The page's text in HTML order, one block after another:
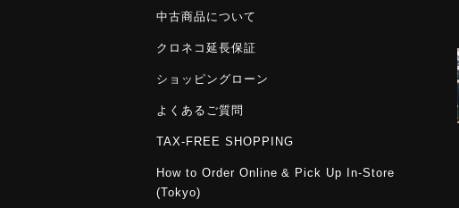
中古商品について
クロネコ延長保証
ショッピングローン
よくあるご質問
TAX-FREE SHOPPING
How to Order Online & Pick Up In-Store
(Tokyo)